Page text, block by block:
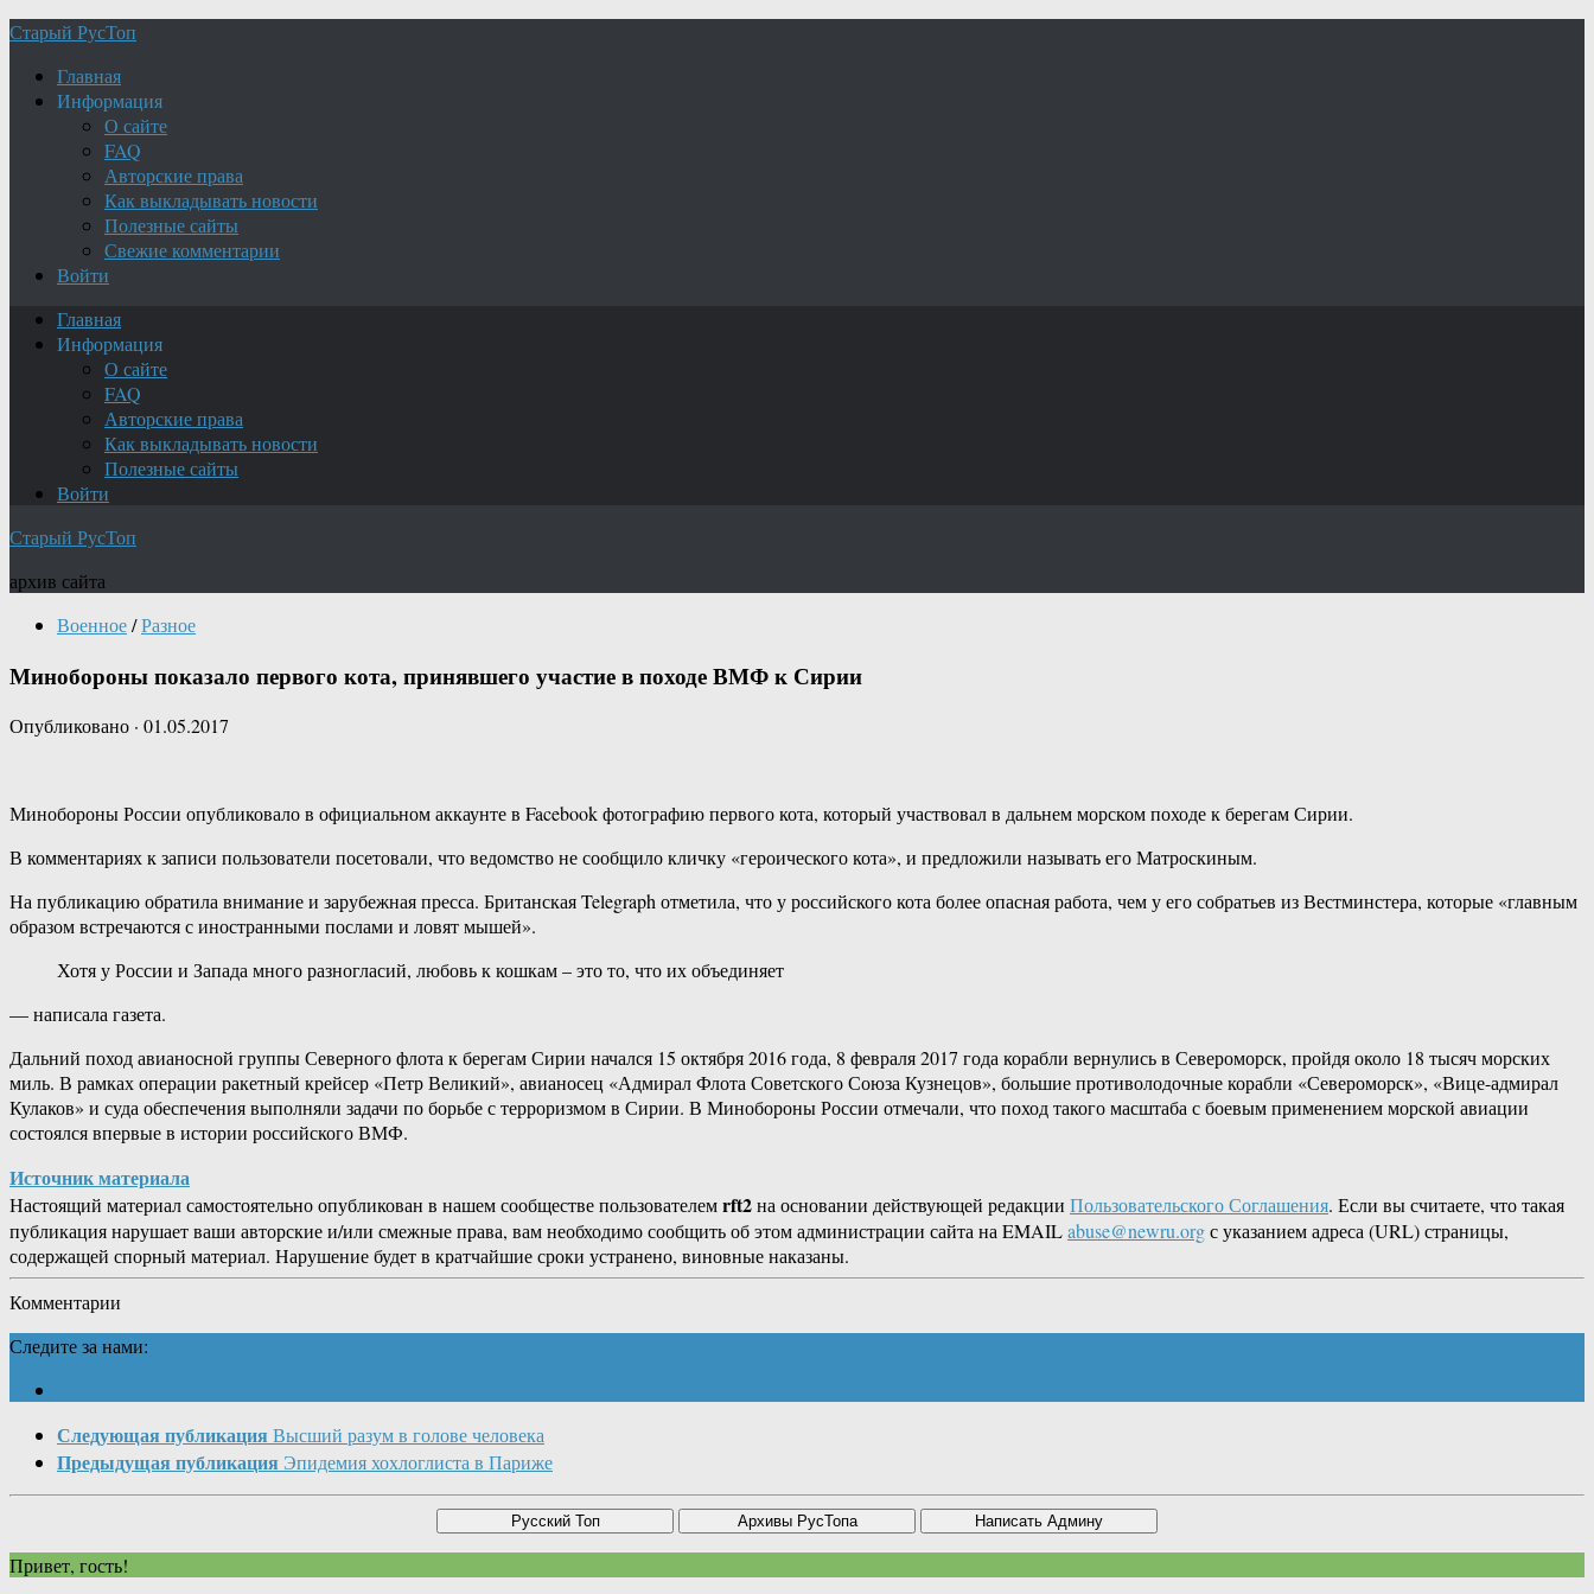
Старый РусТоп
Главная
Информация
О сайте
FAQ
Авторские права
Как выкладывать новости
Полезные сайты
Свежие комментарии
Войти
Главная
Информация
О сайте
FAQ
Авторские права
Как выкладывать новости
Полезные сайты
Войти
Старый РусТоп
архив сайта
Военное/Разное
Минобороны показало первого кота, принявшего участие в походе ВМФ к Сирии
Опубликовано · 01.05.2017
Минобороны России опубликовало в официальном аккаунте в Facebook фотографию первого кота, который участвовал в дальнем морском походе к берегам Сирии.
В комментариях к записи пользователи посетовали, что ведомство не сообщило кличку «героического кота», и предложили называть его Матроскиным.
На публикацию обратила внимание и зарубежная пресса. Британская Telegraph отметила, что у российского кота более опасная работа, чем у его собратьев из Вестминстера, которые «главным
образом встречаются с иностранными послами и ловят мышей».
Хотя у России и Запада много разногласий, любовь к кошкам – это то, что их объединяет
— написала газета.
Дальний поход авианосной группы Северного флота к берегам Сирии начался 15 октября 2016 года, 8 февраля 2017 года корабли вернулись в Североморск, пройдя около 18 тысяч морских
миль. В рамках операции ракетный крейсер «Петр Великий», авианосец «Адмирал Флота Советского Союза Кузнецов», большие противолодочные корабли «Североморск», «Вице-адмирал
Кулаков» и суда обеспечения выполняли задачи по борьбе с терроризмом в Сирии. В Минобороны России отмечали, что поход такого масштаба с боевым применением морской авиации
состоялся впервые в истории российского ВМФ.
Источник материала
Настоящий материал самостоятельно опубликован в нашем сообществе пользователемrft2на основании действующей редакции Пользовательского Соглашения. Если вы считаете, что такая
публикация нарушает ваши авторские и/или смежные права, вам необходимо сообщить об этом администрации сайта на EMAILabuse@newru.orgс указанием адреса (URL) страницы,
содержащей спорный материал. Нарушение будет в кратчайшие сроки устранено, виновные наказаны.
Комментарии
Следите за нами:
Следующая публикация Высший разум в голове человека
Предыдущая публикация Эпидемия хохлоглиста в Париже
Привет, гость!